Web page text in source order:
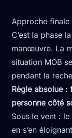
Approche
C’est la phase
manœuvre. La
situation MOB
pendant la
Règle absolue :
personne côté
Sous le vent :
en s’en